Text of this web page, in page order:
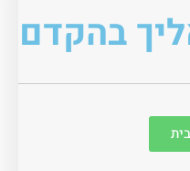
בהקדם